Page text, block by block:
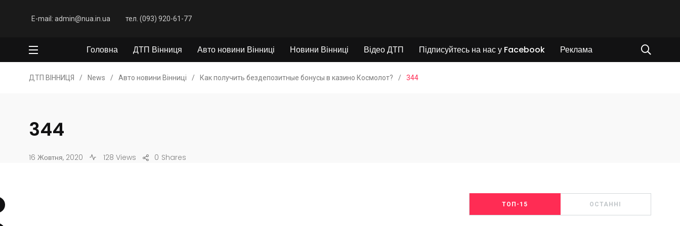
E-mail: admin@nua.in.ua тел. (093) 920-61-77
Головна ДТП Вінниця Авто новини Вінниці Новини Вінниці Відео ДТП Підписуйтесь на нас у Facebook Реклама
ДТП ВІННИЦЯ / News / Авто новини Вінниці / Как получить бездепозитные бонусы в казино Космолот? / 344
344
16 Жовтня, 2020 128 Views Shares
0
ТОП-15 ОСТАННІ